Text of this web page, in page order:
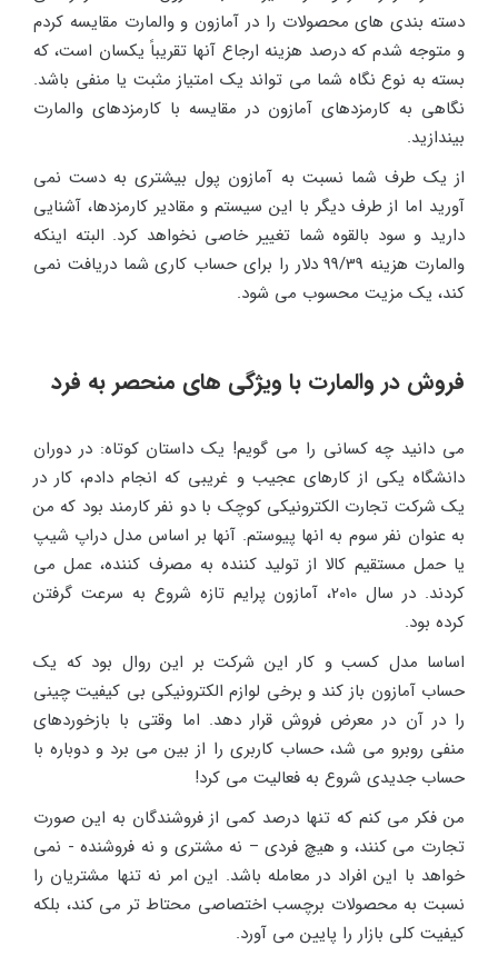
دسته بندی های محصولات را در آمازون و والمارت مقایسه کردم
و متوجه شدم که درصد هزینه ارجاع آنها تقریباً یکسان است، که
بسته به نوع نگاه شما می تواند یک امتیاز مثبت یا منفی باشد.
نگاهی به کارمزدهای آمازون در مقایسه با کارمزدهای والمارت
بیندازید.
از یک طرف شما نسبت به آمازون پول بیشتری به دست نمی
آورید اما از طرف دیگر با این سیستم و مقادیر کارمزدها، آشنایی
دارید و سود بالقوه شما تغییر خاصی نخواهد کرد. البته اینکه
والمارت هزینه 99/39 دلار را برای حساب کاری شما دریافت نمی
کند، یک مزیت محسوب می شود.
فروش در والمارت با ویژگی های منحصر به فرد
می دانید چه کسانی را می گویم! یک داستان کوتاه: در دوران
دانشگاه یکی از کارهای عجیب و غریبی که انجام دادم، کار در
یک شرکت تجارت الکترونیکی کوچک با دو نفر کارمند بود که من
به عنوان نفر سوم به انها پیوستم. آنها بر اساس مدل دراپ شیپ
یا حمل مستقیم کالا از تولید کننده به مصرف کننده، عمل می
کردند. در سال 2010، آمازون پرایم تازه شروع به سرعت گرفتن
کرده بود.
اساسا مدل کسب و کار این شرکت بر این روال بود که یک
حساب آمازون باز کند و برخی لوازم الکترونیکی بی کیفیت چینی
را در آن در معرض فروش قرار دهد. اما وقتی با بازخوردهای
منفی روبرو می شد، حساب کاربری را از بین می برد و دوباره با
حساب جدیدی شروع به فعالیت می کرد!
من فکر می کنم که تنها درصد کمی از فروشندگان به این صورت
تجارت می کنند، و هیچ فردی – نه مشتری و نه فروشنده - نمی
خواهد با این افراد در معامله باشد. این امر نه تنها مشتریان را
نسبت به محصولات برچسب اختصاصی محتاط تر می کند، بلکه
کیفیت کلی بازار را پایین می آورد.